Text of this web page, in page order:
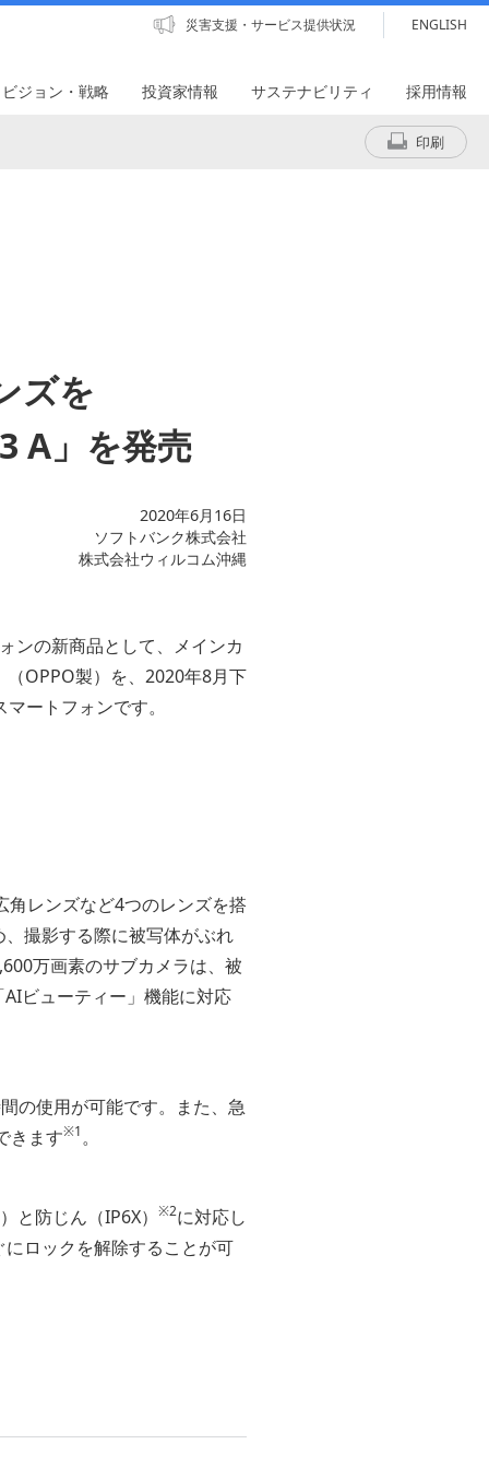
災害支援・サービス提供状況 ENGLISH
ジョン・戦略 投資家情報 サステナビリティ 採用情報
印刷
ズを
A」を発売
2020年6月16日
ソフトバンク株式会社
株式会社ウィルコム沖縄
ンの新商品として、メインカ
OPPO製）を、2020年8月下
ートフォンです。
レンズなど4つのレンズを搭
撮影する際に被写体がぶれ
万画素のサブカメラは、被
ビューティー」機能に対応
の使用が可能です。また、急
きます※1。
防じん（IP6X） ※2に対応し
ロックを解除することが可